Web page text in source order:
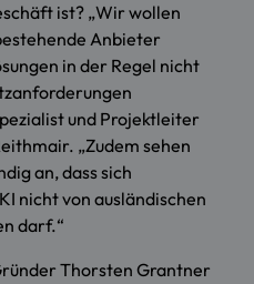
ist? „Wir wollen
Anbieter
in der Regel nicht
und Projektleiter
„Zudem sehen
an, dass sich
nicht von ausländischen
darf.“
Thorsten Grantner